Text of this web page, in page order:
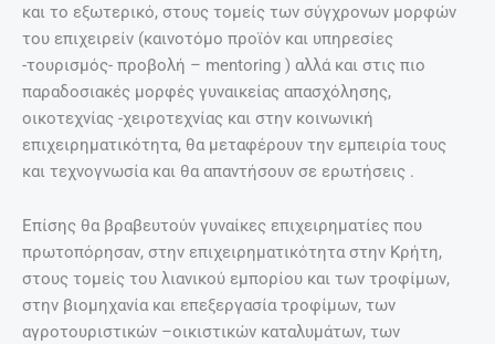
και το εξωτερικό, στους τομείς των σύγχρονων μορφών
του επιχειρείν (καινοτόμο προϊόν και υπηρεσίες
-τουρισμός- προβολή – mentoring ) αλλά και στις πιο
παραδοσιακές μορφές γυναικείας απασχόλησης,
οικοτεχνίας -χειροτεχνίας και στην κοινωνική
επιχειρηματικότητα, θα μεταφέρουν την εμπειρία τους
και τεχνογνωσία και θα απαντήσουν σε ερωτήσεις .
Επίσης θα βραβευτούν γυναίκες επιχειρηματίες που
πρωτοπόρησαν, στην επιχειρηματικότητα στην Κρήτη,
στους τομείς του λιανικού εμπορίου και των τροφίμων,
στην βιομηχανία και επεξεργασία τροφίμων, των
αγροτουριστικών –οικιστικών καταλυμάτων, των